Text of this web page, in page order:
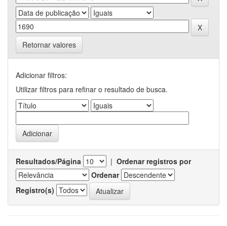
Retornar valores
Adicionar filtros:
Utilizar filtros para refinar o resultado de busca.
Resultados/Página | Ordenar registros por
Ordenar
Registro(s)